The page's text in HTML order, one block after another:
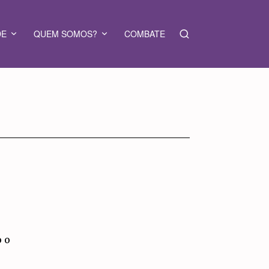
QUEM SOMOS? COMBATE
o